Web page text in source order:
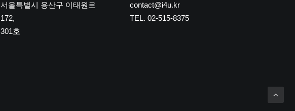
서울특별시 용산구 이태원로
172,
301호
contact@i4u.kr
TEL. 02-515-8375